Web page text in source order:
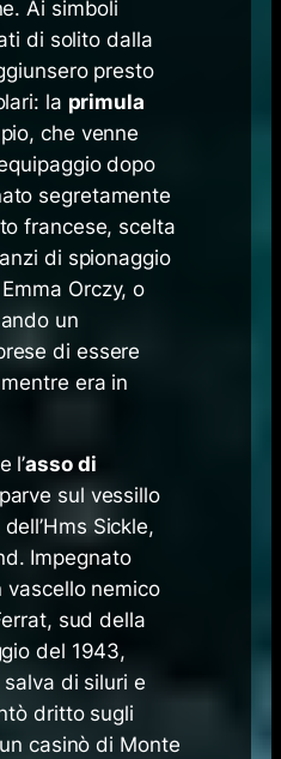
Ai simboli
di solito dalla
presto
la primula
che venne
dopo
segretamente
francese, scelta
di spionaggio
Orczy, o
un
di essere
era in
l’asso di
sul vessillo
Sickle,
Impegnato
vascello nemico
sud della
del 1943,
di siluri e
dritto sugli
casinò di Monte